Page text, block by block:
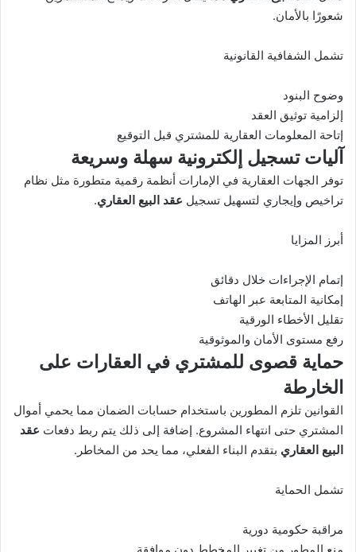
شعورًا بالأمان.
تشمل الشفافية القانونية
وضوح البنود
إلزامية توثيق العقد
إتاحة المعلومات العقارية للمشتري قبل التوقيع
آليات تسجيل إلكترونية سهلة وسريعة
توفر الجهات العقارية في الإمارات أنظمة رقمية متطورة مثل نظام
تراخيص وإيجاري لتسهيل تسجيل عقد البيع العقاري.
أبرز المزايا
إتمام الإجراءات خلال دقائق
إمكانية المتابعة عبر الهاتف
تقليل الأخطاء الورقية
رفع مستوى الأمان والموثوقية
حماية قصوى للمشتري في العقارات على
الخارطة
القوانين تلزم المطورين باستخدام حسابات الضمان مما يحمي أموال
المشتري حتى انتهاء المشروع. إضافة إلى ذلك يتم ربط دفعات عقد
البيع العقاري بتقدم البناء الفعلي، مما يحد من المخاطر.
تشمل الحماية
مراقبة حكومية دورية